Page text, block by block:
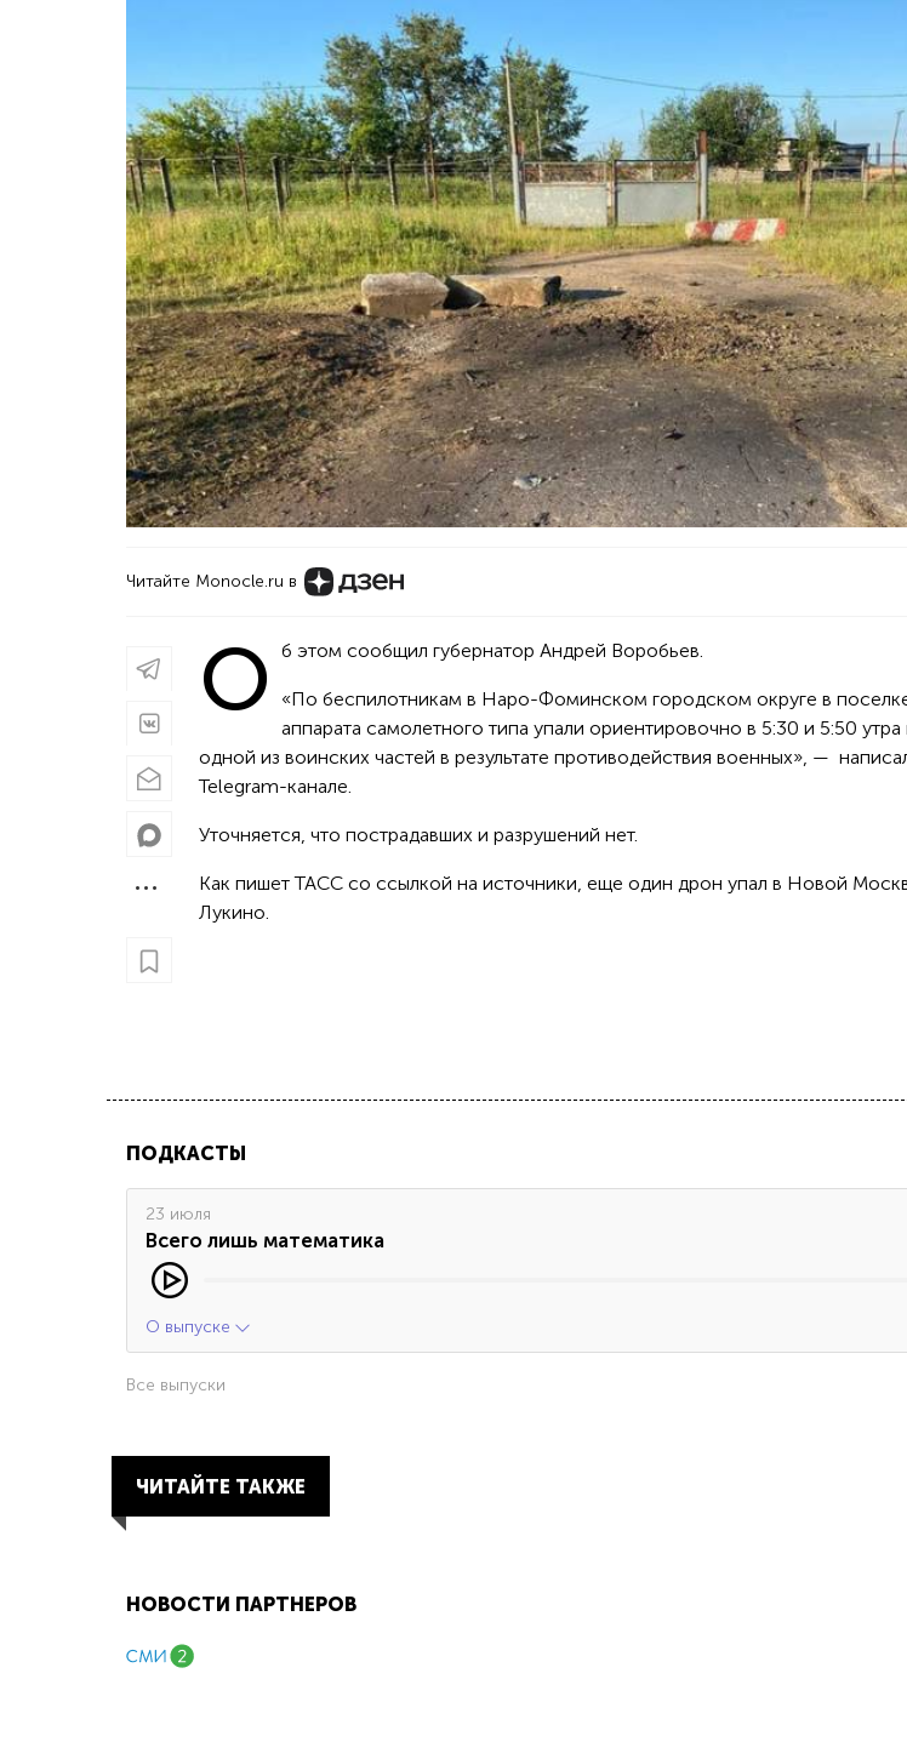
Читайте Monocle.ru в
О б этом сообщил губернатор Андрей Воробьев.
«По беспилотникам в Наро-Фоминском городском округе в
аппарата самолетного типа упали ориентировочно в 5:30 и 5:50
одной из воинских частей в результате противодействия военных», —
Telegram-канале.
Уточняется, что пострадавших и разрушений нет.
Как пишет ТАСС со ссылкой на источники, еще один дрон упал в Новой
Лукино.
ПОДКАСТЫ
23 июля
Всего лишь математика
О выпуске
Все выпуски
ЧИТАЙТЕ ТАКЖЕ
НОВОСТИ ПАРТНЕРОВ